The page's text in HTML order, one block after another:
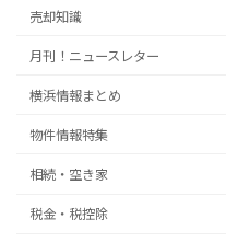
売却知識
月刊！ニュースレター
横浜情報まとめ
物件情報特集
相続・空き家
税金・税控除